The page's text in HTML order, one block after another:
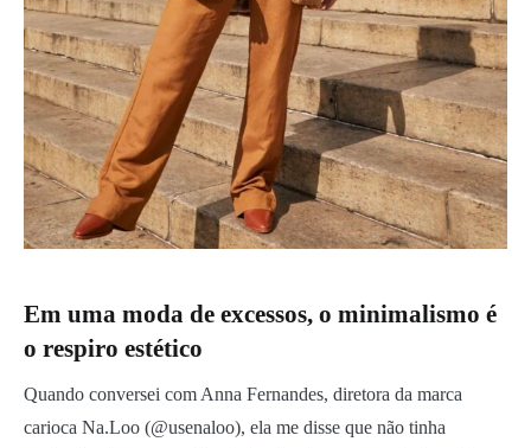
Em uma moda de excessos, o minimalismo é
o respiro estético
Quando conversei com Anna Fernandes, diretora da marca
carioca Na.Loo (@usenaloo), ela me disse que não tinha